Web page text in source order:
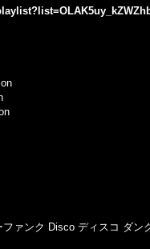
ァンク Disco ディスコ ダ